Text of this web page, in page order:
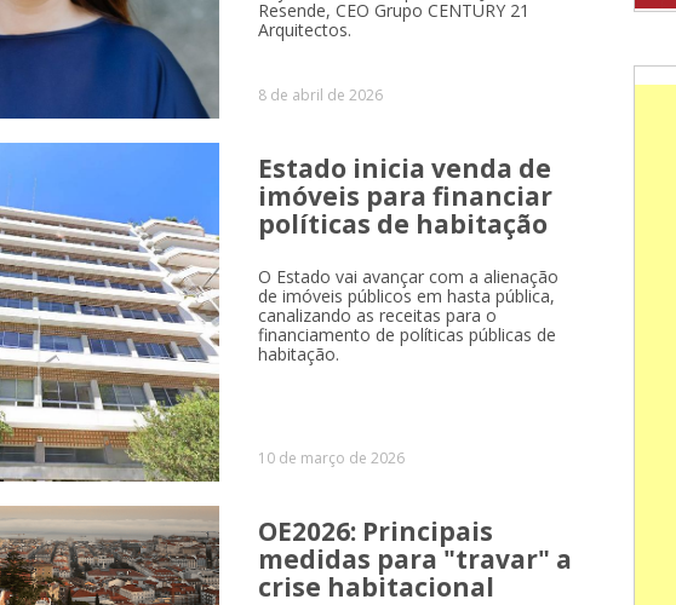
Resende, CEO Grupo CENTURY 21
Arquitectos.
8 de abril de 2026
Estado inicia venda de
imóveis para financiar
políticas de habitação
O Estado vai avançar com a alienação
de imóveis públicos em hasta pública,
canalizando as receitas para o
financiamento de políticas públicas de
habitação.
10 de março de 2026
OE2026: Principais
medidas para "travar" a
crise habitacional